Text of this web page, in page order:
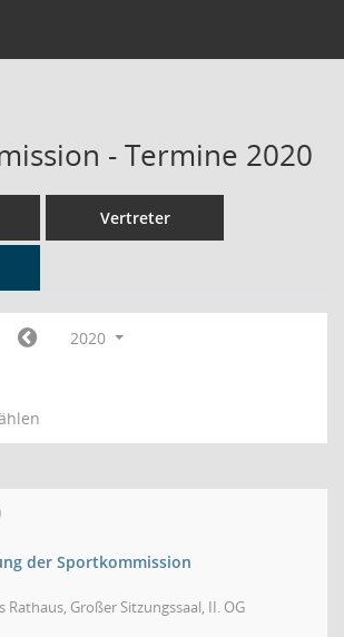
- Termine 2020
Vertreter
2020
der Sportkommission
Rathaus, Großer Sitzungssaal, II. OG